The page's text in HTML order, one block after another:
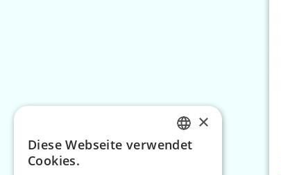
CZECH
×
Diese Webseite verwendet
Cookies.